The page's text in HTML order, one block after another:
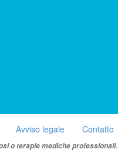
Avviso legale Contatto
o terapie mediche professionali.